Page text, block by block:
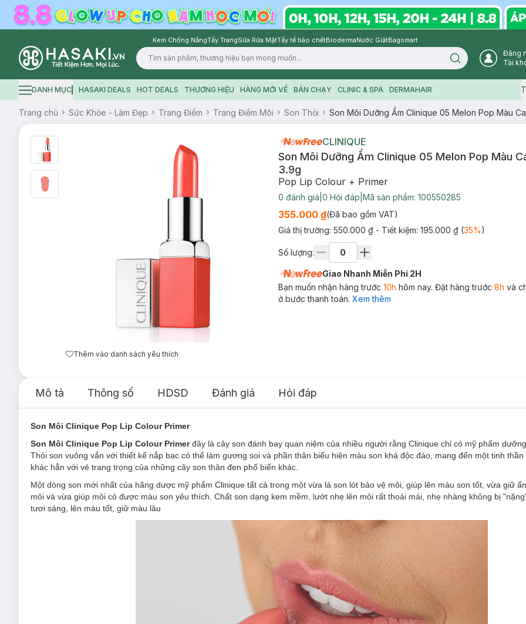
Kem Chống NắngTẩy TrangSữa Rửa MặtTẩy tế bào chếtBiodermaNước GiặtBagsmart
Logo
Search icon
Đăng
Tài
Hamburger icon
DANH MỤC HASAKI DEALS HOT DEALS THƯƠNG HIỆU HÀNG MỚI VỀ BÁN CHẠY CLINIC & SPA DERMAHAIR
Trang chủ Sức Khỏe - Làm Đẹp Trang Điểm Trang Điểm Môi Son Thỏi Son Môi Dưỡng Ẩm Clinique 05 Melon Pop Màu
Thêm vào danh sách yêu thích
CLINIQUE
Son Môi Dưỡng Ẩm Clinique 05 Melon Pop Màu
3.9g
Pop Lip Colour + Primer
0 đánh giá 0 Hỏi đáp Mã sản phẩm: 100550285
355.000 ₫(Đã bao gồm VAT)
Giá thị trường: 550.000 ₫ - Tiết kiệm: 195.000 ₫(35%)
Số lượng:
Giao Nhanh Miễn Phí 2H
Bạn muốn nhận hàng trước 10h hôm nay. Đặt hàng trước 8h và
ở bước thanh toán. Xem thêm
Mô tả Thông số HDSD Đánh giá Hỏi đáp
Son Môi Clinique Pop Lip Colour Primer
Son Môi Clinique Pop Lip Colour Primerđây là cây son đánh bay quan niệm của nhiều người rằng Clinique chỉ có mỹ phẩm
Thỏi son vuông vắn với thiết kế nắp bạc có thể làm gương soi và phần thân biểu hiện màu son khá độc đáo, mang đến một tinh
khác hẳn với vẻ trang trọng của những cây son thân đen phổ biến khác.
Một dòng son mới nhất của hãng dược mỹ phẩm Clinique tất cả trong một vừa là son lót bảo vệ môi, giúp lên màu son tốt, vừa giữ
môi và vừa giúp môi có được màu son yêu thích. Chất son dạng kem mềm, lướt nhẹ lên môi rất thoải mái, nhẹ nhàng không bị
tươi sáng, lên màu tốt, giữ màu lâu